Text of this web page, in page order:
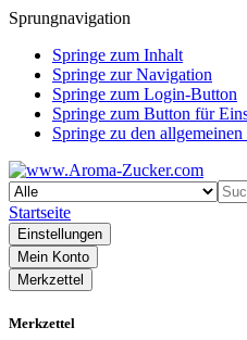
Sprungnavigation
Springe zum Inhalt
Springe zur Navigation
Springe zum Login-Button
Springe zum Button für
Springe zu den
Startseite
Einstellungen
Mein Konto
Merkzettel
Merkzettel